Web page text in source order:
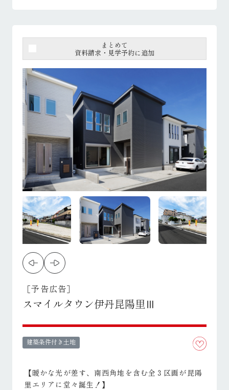
まとめて
資料請求・見学予約に追加
［予告広告］
スマイルタウン伊丹昆陽里Ⅲ
建築条件付き土地
【暖かな光が差す、南西角地を含む全３区画が昆陽
里エリアに堂々誕生！】